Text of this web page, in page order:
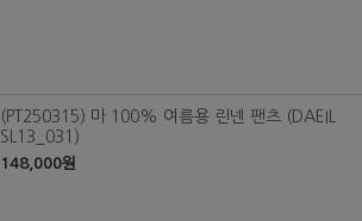
(PT250315) 마 100% 여름용 린넨 팬츠 (DAEIL
SL13_031)
148,000원